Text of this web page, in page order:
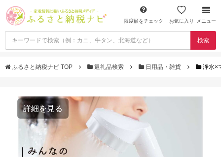
限度額をチェック お気に入り メニュー
検索
ふるさと納税ナビ TOP 返礼品検索 日用品・雑貨 浄水×
詳細を見る